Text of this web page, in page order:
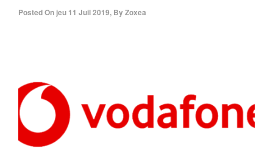
Posted On jeu 11 Juil 2019, ByZoxea